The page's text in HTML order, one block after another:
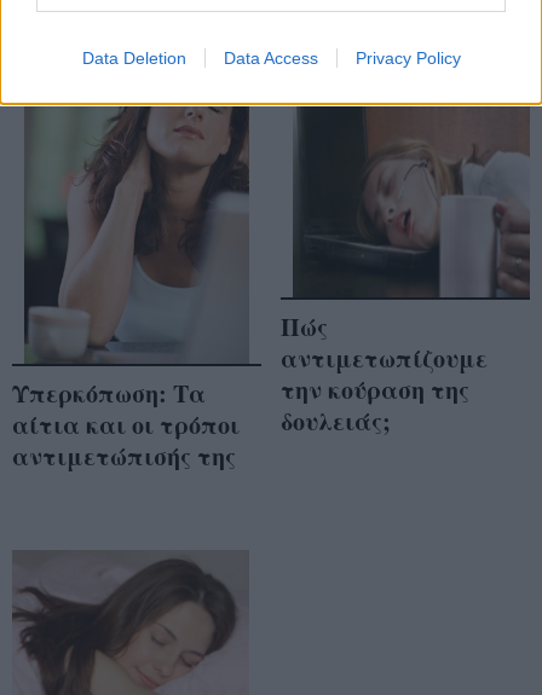
Data Deletion Data Access Privacy Policy
Υπερκόπωση: Τα
αίτια και οι τρόποι
αντιμετώπισής της
Πώς
αντιμετωπίζουμε
την κούραση της
δουλειάς;